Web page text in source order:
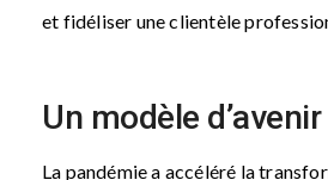
et fidéliser une clientèle
Un modèle d’avenir
La pandémie a accéléré la